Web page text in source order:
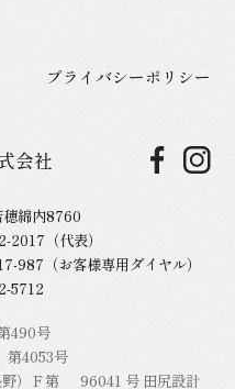
会社
綿内8760
2017 （代表）
987 （お客様専用ダイヤル）
5712
490号
4053号
）Ｆ第 96041 号 田尻設計
プライバシーポリシー